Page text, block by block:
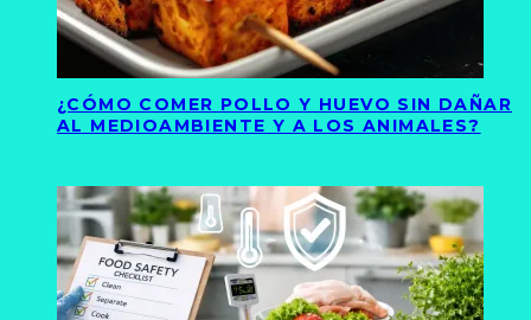
¿CÓMO COMER POLLO Y HUEVO SIN DAÑAR
AL MEDIOAMBIENTE Y A LOS ANIMALES?